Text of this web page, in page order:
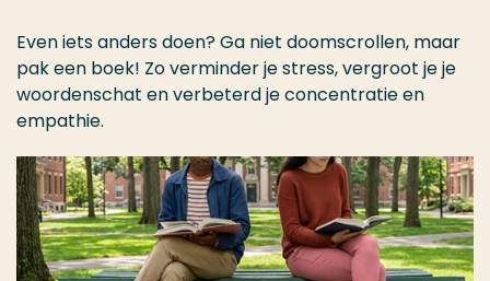
Even iets anders doen? Ga niet doomscrollen, maar
pak een boek! Zo verminder je stress, vergroot je je
woordenschat en verbeterd je concentratie en
empathie.